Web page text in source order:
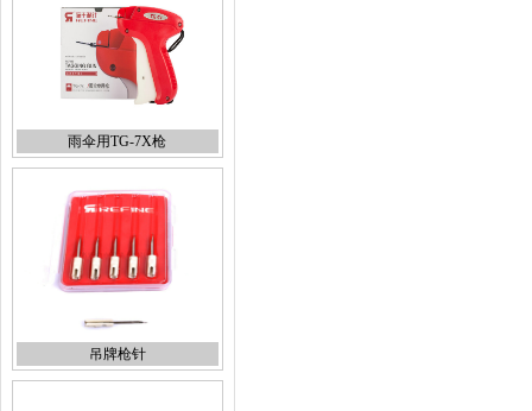
雨伞用TG-7X枪
吊牌枪针